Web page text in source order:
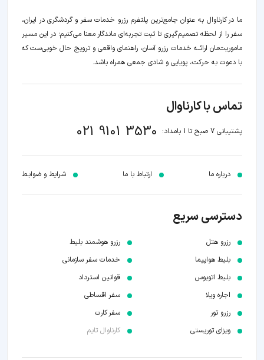
ما در کارناوال به عنوان جامع‌ترین پلتفرم رزرو خدمات سفر و گردشگری در ایران،
سفر را از لحظه‌ تصمیم‌گیری تا ثبت تجربه‌ای ماندگار معنا می‌کنیم؛ در این مسیر‍
ماموریت‌مان اراﺋــﻪ خدمات رزرو آسان، راهنمای واقعی و ترویج حال خوبی‌ست که
با دعوت به حرکت، پویایی و شادی جمعی همراه باشد.
تماس با کارناوال
پشتیبانی 7 صبح تا 1 بامداد: 021 9101 3530
درباره ما ارتباط با ما شرایط و ضوابـط
دسترسی سریع
رزرو هتل
بلیط هواپیما
بلیط اتوبوس
اجاره ویلا
رزرو تور
ویزای توریستی
رزرو هوشمند بلیط
خدمات سفر سازمانی
قوانین استرداد
سفر اقساطی
سفر کارت
کارناوال تایم